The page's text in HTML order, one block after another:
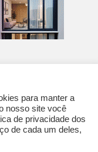
) para manter a
nosso site você
de privacidade dos
de cada um deles,